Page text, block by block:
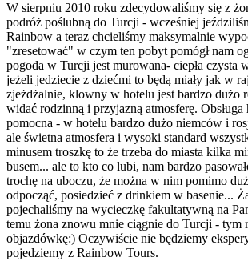
W sierpniu 2010 roku zdecydowaliśmy się z
podróż poślubną do Turcji - wcześniej
Rainbow a teraz chcieliśmy maksymalnie
"zresetować" w czym ten pobyt pomógł nam
pogoda w Turcji jest murowana- ciepła czysta
jeżeli jedziecie z dziećmi to będą miały jak w
zjeżdżalnie, klowny w hotelu jest bardzo dużo
widać rodzinną i przyjazną atmosferę.
pomocna - w hotelu bardzo dużo niemców i
ale świetna atmosfera i wysoki standard
minusem troszkę to że trzeba do miasta kilka
busem... ale to kto co lubi, nam bardzo
trochę na uboczu, że można w nim pomimo
odpocząć, posiedzieć z drinkiem w basenie...
pojechaliśmy na wycieczkę fakultatywną na
temu żona znowu mnie ciągnie do Turcji - tym
objazdówkę:) Oczywiście nie będziemy
pojedziemy z Rainbow Tours.